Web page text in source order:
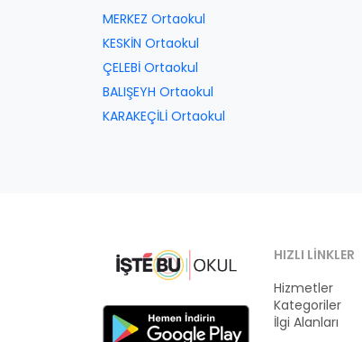
MERKEZ Ortaokul
KESKİN Ortaokul
ÇELEBİ Ortaokul
BALIŞEYH Ortaokul
KARAKEÇİLİ Ortaokul
HIZLI LINKLER
Hizmetler
Kategoriler
İlgi Alanları